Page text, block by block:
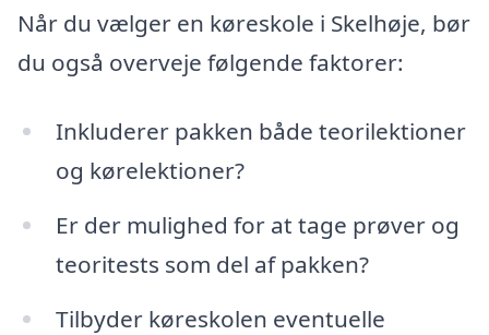
Når du vælger en køreskole i Skelhøje, bør
du også overveje følgende faktorer:
Inkluderer pakken både teorilektioner
og kørelektioner?
Er der mulighed for at tage prøver og
teoritests som del af pakken?
Tilbyder køreskolen eventuelle